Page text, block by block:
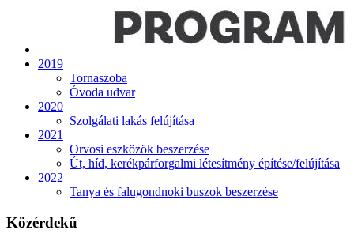
2019
Tornaszoba
Óvoda udvar
2020
Szolgálati lakás felújítása
2021
Orvosi eszközök beszerzése
Út, híd, kerékpárforgalmi létesítmény építése/felújítása
2022
Tanya és falugondnoki buszok beszerzése
Közérdekű